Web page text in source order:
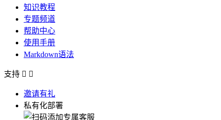
知识教程
专题频道
帮助中心
使用手册
Markdown语法
支持  
邀请有礼
私有化部署